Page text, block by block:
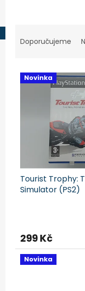
a
n
ů
Doporučujeme
V
u
Novinka
Tourist Trophy:
Simulator (PS2)
299 Kč
Novinka